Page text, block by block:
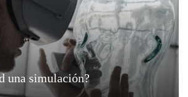
una simulación?